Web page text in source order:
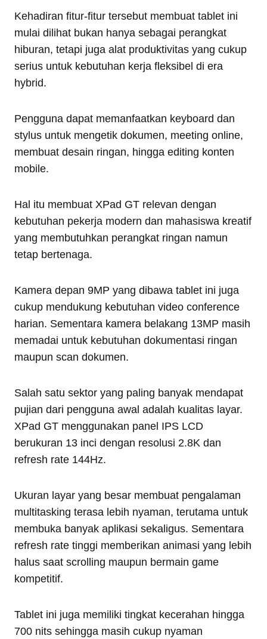
Kehadiran fitur-fitur tersebut membuat tablet ini
mulai dilihat bukan hanya sebagai perangkat
hiburan, tetapi juga alat produktivitas yang cukup
serius untuk kebutuhan kerja fleksibel di era
hybrid.
Pengguna dapat memanfaatkan keyboard dan
stylus untuk mengetik dokumen, meeting online,
membuat desain ringan, hingga editing konten
mobile.
Hal itu membuat XPad GT relevan dengan
kebutuhan pekerja modern dan mahasiswa kreatif
yang membutuhkan perangkat ringan namun
tetap bertenaga.
Kamera depan 9MP yang dibawa tablet ini juga
cukup mendukung kebutuhan video conference
harian. Sementara kamera belakang 13MP masih
memadai untuk kebutuhan dokumentasi ringan
maupun scan dokumen.
Salah satu sektor yang paling banyak mendapat
pujian dari pengguna awal adalah kualitas layar.
XPad GT menggunakan panel IPS LCD
berukuran 13 inci dengan resolusi 2.8K dan
refresh rate 144Hz.
Ukuran layar yang besar membuat pengalaman
multitasking terasa lebih nyaman, terutama untuk
membuka banyak aplikasi sekaligus. Sementara
refresh rate tinggi memberikan animasi yang lebih
halus saat scrolling maupun bermain game
kompetitif.
Tablet ini juga memiliki tingkat kecerahan hingga
700 nits sehingga masih cukup nyaman